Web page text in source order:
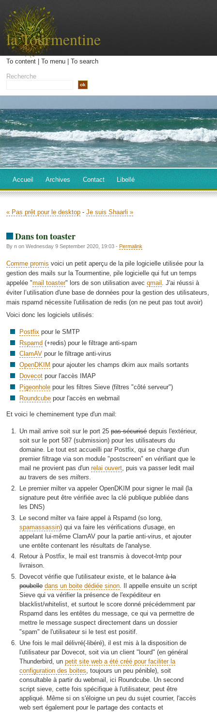
la Tourmentine
To content| To menu| To search
Recherche
Accueil Archives Contact Libellé
« Pas prêt pour le desktop - Je suis Shaarli »
Dans ton toaster
By n on Wednesday 9 September 2020, 19:03 - Permalink
Comme promis voici un petit aperçu de la pile logicielle utilisée pour la
gestion des mails sur la Tourmentine, pile logicielle qui fut un temps
appelée "mail toaster" lors de son utilisation avec qmail . J'ai réussi à
éviter l’utilisation d'une base de données pour la gestion des utilisateurs,
mais rspamd nécessite l'utilisation de redis (on ne peut pas tout avoir)
Voici donc les logiciels utilisés:
Postfix pour le SMTP
Rspamd (+redis) pour le filtrage anti-spam
ClamAV pour le filtrage anti-virus
OpenDKIM pour ajouter les champs dkim aux mails sortants
Dovecot pour l'accès IMAP
Pigeonhole pour les filtres Sieve (filtres "côté serveur")
Roundcube pour l'accès en webmail
Et voici le cheminement type d'un mail:
Un mail arrive soit sur le port 25pas sécurisédepuis l'extérieur,
soit sur le port 587 (submission) pour les utilisateurs du
domaine. Le tout est accueilli par Postfix, qui se charge d'un
premier filtrage via son module "postscreen" en vérifiant que le
mail ne provient pas d'unrelai ouvert, puis va passer ledit mail
au travers de sesmilters.
Le premier milter va appeler OpenDKIM pour signer le mail (la
signature peut être vérifiée avec la clé publique publiée dans
les DNS)
Le second milter va faire appel à Rspamd (so long,
spamassassin) qui va faire les vérifications d'usage, en
appelant lui-même ClamAV pour la partie anti-virus, et ajouter
une entête contenant les résultats de l'analyse.
Retour à Postfix, le mail est transmis à dovecot-lmtp pour
livraison.
Dovecot vérifie que l'utilisateur existe, et le balanceà la
poubelle dans un boite dédiée sinon. Il appelle ensuite un script
Sieve qui va vérifier la présence de l'expéditeur en
blacklist/whitelist, et surtout le score donné précédemment par
Rspamd dans les entêtes du message, ce qui va permettre de
mettre le message suspect directement dans un dossier
"spam" de l'utilisateur si le test est positif.
Une fois le mail délivré(-libéré), il est mis à la disposition de
l'utilisateur par Dovecot, soit via un client "lourd" (en général
Thunderbird, unpetit site web a été créé pour faciliter la
configuration des boites, toujours un peu pénible), soit
consultable à partir du webmail, ici Roundcube. Un second
script sieve, cette fois spécifique à l'utilisateur, peut être
appliqué. Même si on s'éloigne un peu du sujet courrier, l'accès
web sert également pour le partage des contacts et